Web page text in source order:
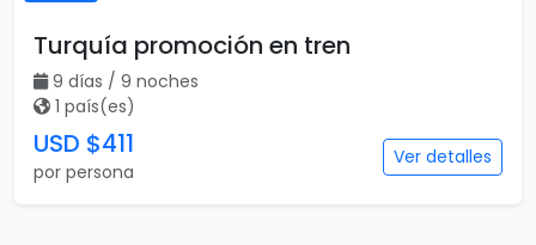
Turquía promoción en tren
9 días / 9 noches
1 país(es)
USD $411
por persona
Ver detalles